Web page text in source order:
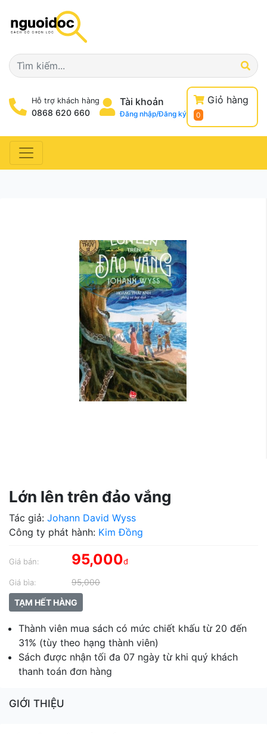
Hỗ trợ khách hàng
0868 620 660
Tài khoản
Đăng nhập/Đăng ký
Giỏ hàng
0
Lớn lên trên đảo vắng
Tác giả: Johann David Wyss
Công ty phát hành: Kim Đồng
Giá bán: 95,000đ
Giá bìa:
95,000
TẠM HẾT HÀNG
Thành viên mua sách có mức chiết khấu từ 20 đến
31% (tùy theo hạng thành viên)
Sách được nhận tối đa 07 ngày từ khi quý khách
thanh toán đơn hàng
GIỚI THIỆU